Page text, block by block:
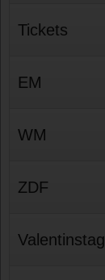
Tickets
EM
WM
ZDF
Valentinstag